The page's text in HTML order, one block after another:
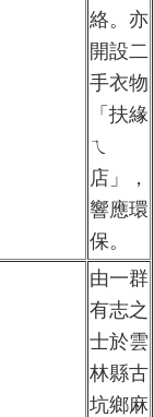
絡。亦
開設二
手衣物
「扶緣
ㄟ
店」，
響應環
保。
由一群
有志之
士於雲
林縣古
坑鄉麻